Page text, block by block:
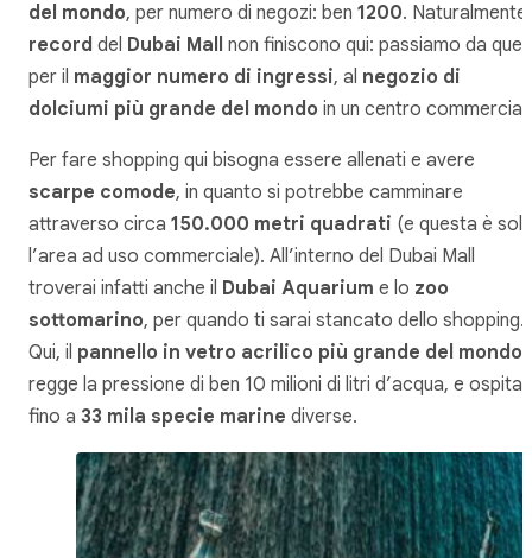
del mondo, per numero di negozi: ben 1200. Naturalmente
record del Dubai Mall non finiscono qui: passiamo da
per il maggior numero di ingressi, al negozio di
dolciumi più grande del mondo in un centro
Per fare shopping qui bisogna essere allenati e avere
scarpe comode, in quanto si potrebbe camminare
attraverso circa 150.000 metri quadrati (e questa è
l’area ad uso commerciale). All’interno del Dubai Mall
troverai infatti anche il Dubai Aquarium e lo zoo
sottomarino, per quando ti sarai stancato dello shopping.
Qui, il pannello in vetro acrilico più grande del mondo
regge la pressione di ben 10 milioni di litri d’acqua, e ospita
fino a 33 mila specie marine diverse.